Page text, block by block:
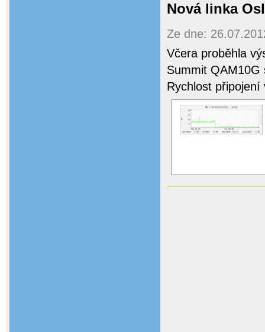
Nová linka
Ze dne:
Včera proběhla
Summit QAM10G
Rychlost